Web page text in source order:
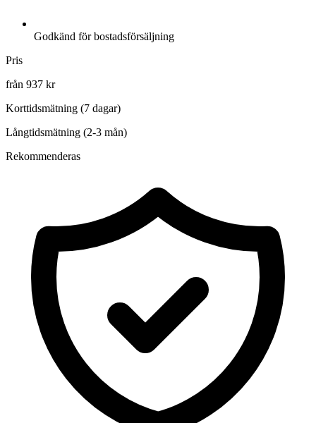
Godkänd för bostadsförsäljning
Pris
från 937 kr
Korttidsmätning (7 dagar)
Långtidsmätning (2-3 mån)
Rekommenderas